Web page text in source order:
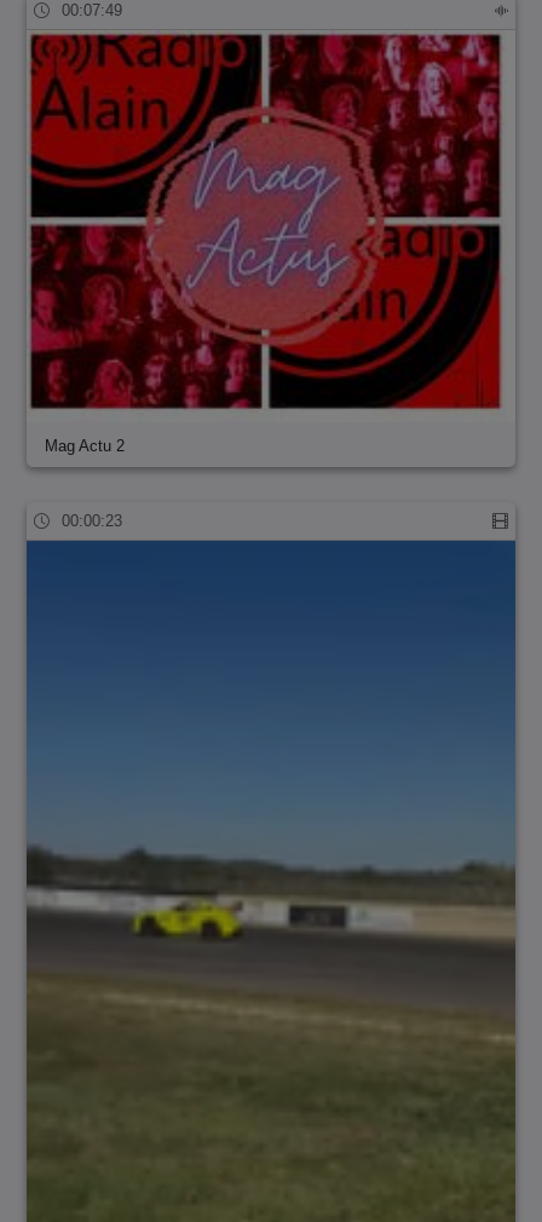
00:07:49
Mag Actu 2
00:00:23